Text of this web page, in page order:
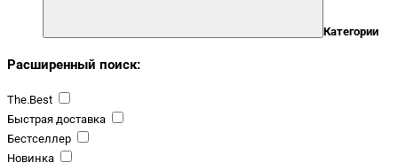
Категории
Расширенный поиск:
The.Best
Быстрая доставка
Бестселлер
Новинка